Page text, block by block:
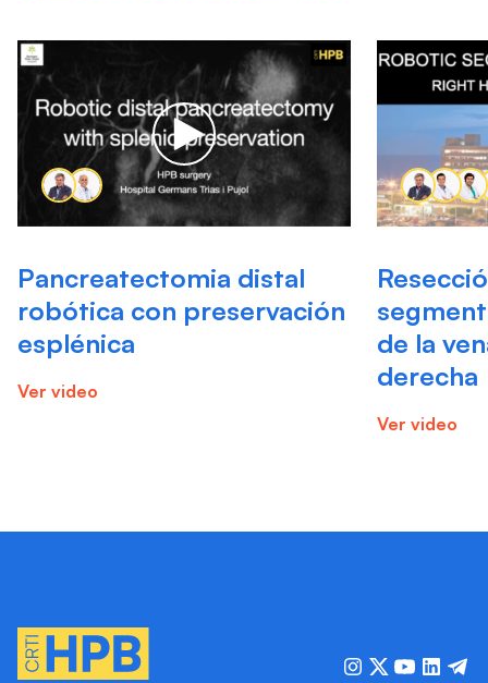
Pancreatectomia distal
robótica con preservación
esplénica
Ver video
de la
derecha
Ver video